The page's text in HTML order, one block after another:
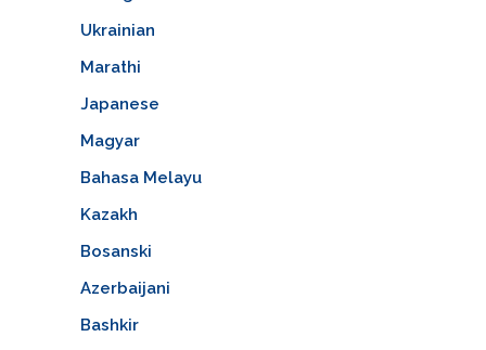
Ukrainian
Marathi
Japanese
Magyar
Bahasa Melayu
Kazakh
Bosanski
Azerbaijani
Bashkir